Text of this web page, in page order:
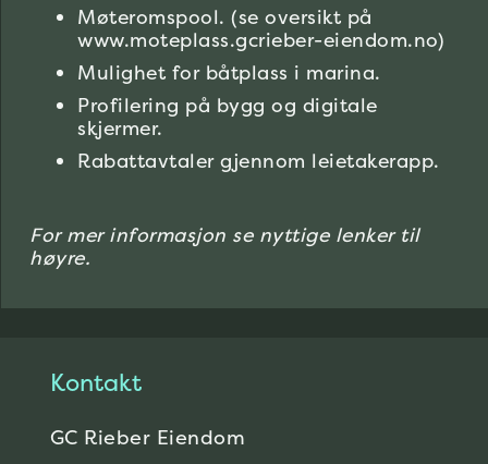
Møteromspool. (se oversikt på
www.moteplass.gcrieber-eiendom.no)
Mulighet for båtplass i marina.
Profilering på bygg og digitale
skjermer.
Rabattavtaler gjennom leietakerapp.
For mer informasjon se nyttige lenker til
høyre.
Kontakt
GC Rieber Eiendom